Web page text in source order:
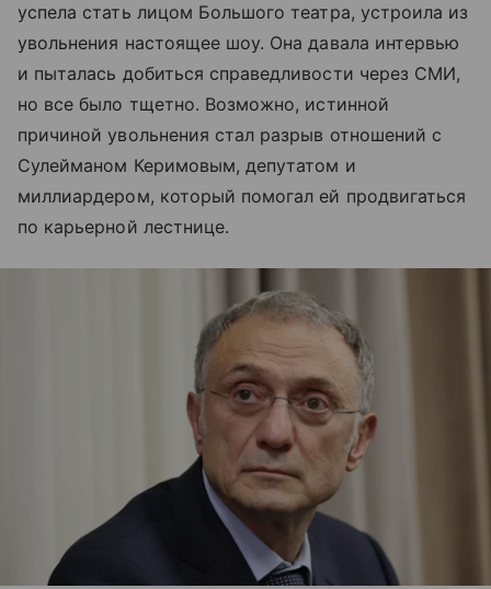
успела стать лицом Большого театра, устроила из
увольнения настоящее шоу. Она давала интервью
и пыталась добиться справедливости через СМИ,
но все было тщетно. Возможно, истинной
причиной увольнения стал разрыв отношений с
Сулейманом Керимовым, депутатом и
миллиардером, который помогал ей продвигаться
по карьерной лестнице.